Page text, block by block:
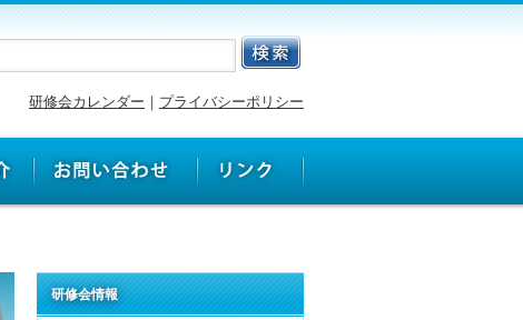
研修会カレンダー ｜ プライバシーポリシー
研修会情報